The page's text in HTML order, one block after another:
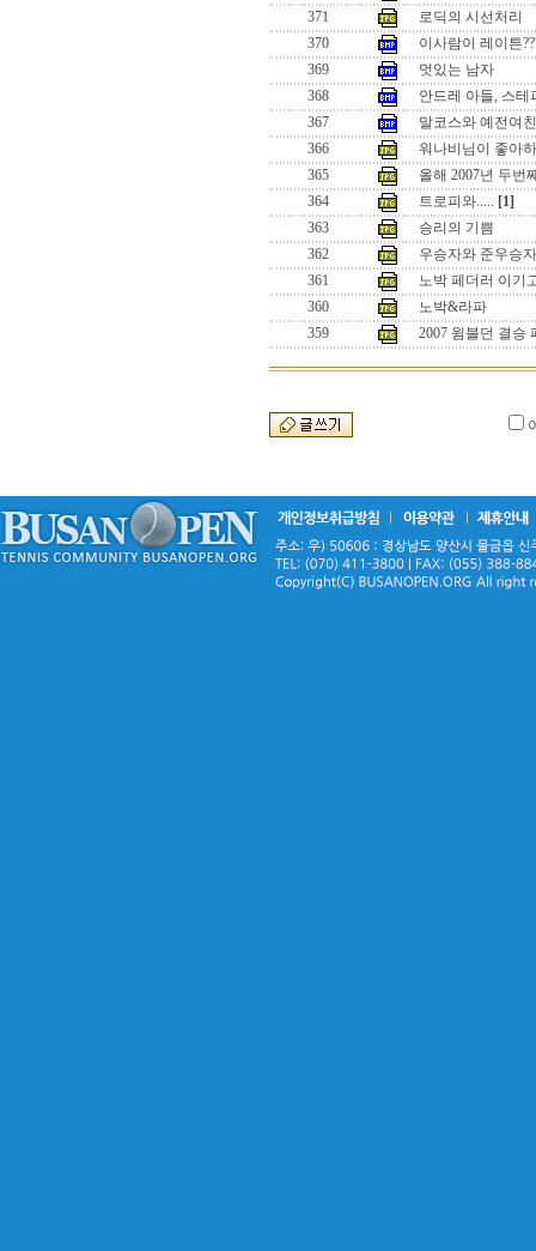
371
로딕의 시선처리
370
이사람이 레이튼
369
멋있는 남자
368
안드레 아들, 스테
367
말코스와 예전여친
366
워나비님이 좋아
365
올해 2007년 두번
364
트로피와..... [1]
363
승리의 기쁨
362
우승자와 준우승자
361
노박 페더러 이기
360
노박&라파
359
2007 윔블던 결승